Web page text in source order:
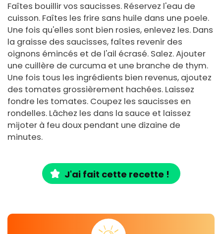
Faîtes bouillir vos saucisses. Réservez l'eau de
cuisson. Faîtes les frire sans huile dans une poele.
Une fois qu'elles sont bien rosies, enlevez les. Dans
la graisse des saucisses, faîtes revenir des
oignons émincés et de l'ail écrasé. Salez. Ajouter
une cuillère de curcuma et une branche de thym.
Une fois tous les ingrédients bien revenus, ajoutez
des tomates grossièrement hachées. Laissez
fondre les tomates. Coupez les saucisses en
rondelles. Lâchez les dans la sauce et laissez
mijoter à feu doux pendant une dizaine de
minutes.
J'ai fait cette recette !